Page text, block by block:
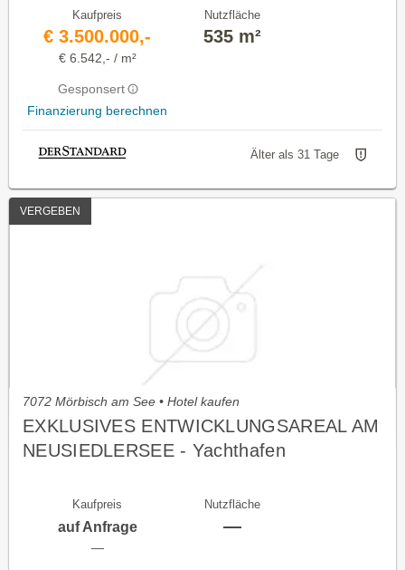
Kaufpreis
€ 3.500.000,-
€ 6.542,- / m²
Gesponsert
Finanzierung berechnen
Nutzfläche
535 m²
Älter als 31 Tage
VERGEBEN
7072 Mörbisch am See • Hotel kaufen
EXKLUSIVES ENTWICKLUNGSAREAL AM
NEUSIEDLERSEE - Yachthafen
Kaufpreis
auf Anfrage
—
Nutzfläche
—